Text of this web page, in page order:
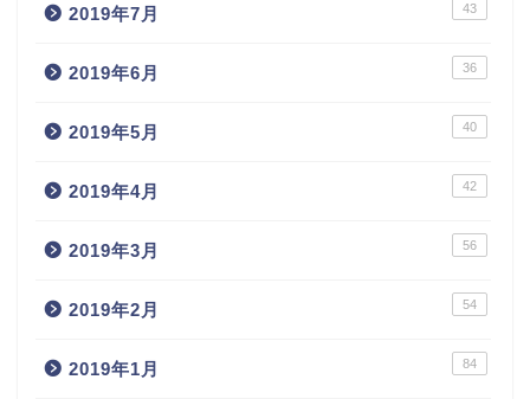
2019年7月 43
2019年6月 36
2019年5月 40
2019年4月 42
2019年3月 56
2019年2月 54
2019年1月 84